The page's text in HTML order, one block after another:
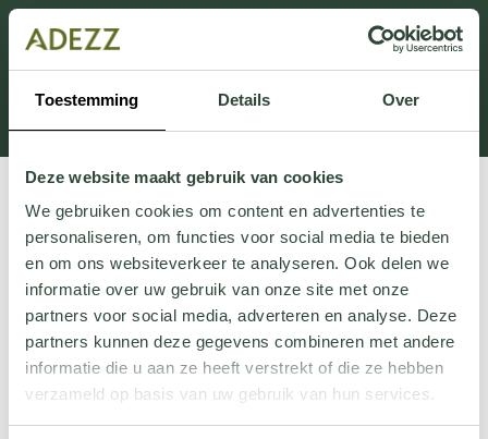
Toestemming Details Over
Deze website maakt gebruik van cookies
We gebruiken cookies om content en advertenties te
personaliseren, om functies voor social media te bieden
en om ons websiteverkeer te analyseren. Ook delen we
informatie over uw gebruik van onze site met onze
partners voor social media, adverteren en analyse. Deze
partners kunnen deze gegevens combineren met andere
informatie die u aan ze heeft verstrekt of die ze hebben
verzameld op basis van uw gebruik van hun services.
Cette section est actuellement en maintenance.
Si vous manquez des informations, vous pouvez nous
appeler au +31 413 395 295 ou nous envoyer un e-